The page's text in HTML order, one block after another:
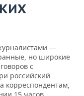
—
но широкие
с
российский
корреспондентам,